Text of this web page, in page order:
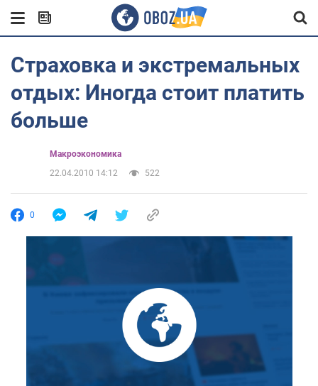
Страховка и экстремальных
отдых: Иногда стоит платить
больше
Mакроэкономика
22.04.2010 14:12
522
0